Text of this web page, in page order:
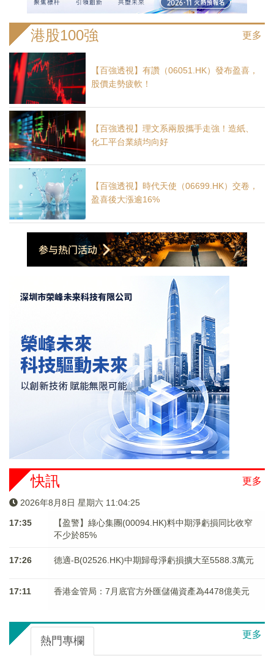
更多
港股100強
【百強透視】有讚（06051.HK）發布盈喜，
股價走勢疲軟！
【百強透視】理文系兩股攜手走強！造紙、
化工平台業績均向好
【百強透視】時代天使（06699.HK）交卷，
盈喜後大漲逾16%
更多
快訊
2026年8月8日 星期六 11:04:26
17:35
【盈警】綠心集團(00094.HK)料中期淨虧損同比收窄
不少於85%
17:26 德適-B(02526.HK)中期歸母淨虧損擴大至5588.3萬元
17:11 香港金管局：7月底官方外匯儲備資產為4478億美元
更多
熱門專欄